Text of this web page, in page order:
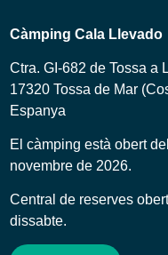
Càmping Cala Llevado
Ctra. GI-682 de Tossa a
17320 Tossa de Mar
Espanya
El càmping està obert
novembre de 2026.
Central de reserves
dissabte.